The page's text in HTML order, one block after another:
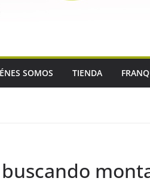
SOMOS TIENDA
buscando